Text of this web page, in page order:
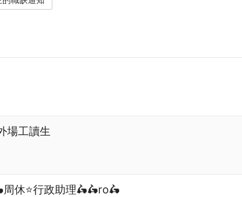
場工讀生
休⭐行政助理🛵🛵ro🛵